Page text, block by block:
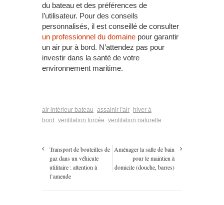
du bateau et des préférences de
l’utilisateur. Pour des conseils
personnalisés, il est conseillé de consulter
un professionnel du domaine pour garantir
un air pur à bord. N’attendez pas pour
investir dans la santé de votre
environnement maritime.
air intérieur bateau assainir l'air hiver à
bord ventilation forcée ventilation naturelle
Transport de bouteilles de
gaz dans un véhicule
utilitaire : attention à
l’amende
Aménager la salle de bain
pour le maintien à
domicile (douche, barres)